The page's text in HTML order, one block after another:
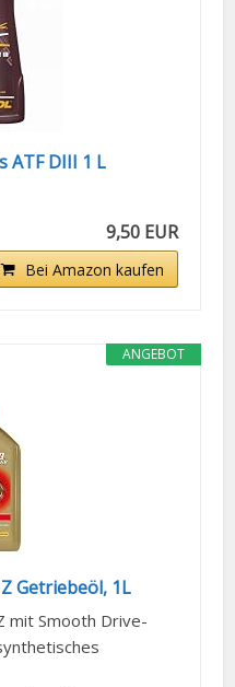
ATF DIII 1 L
9,50 EUR
Bei Amazon kaufen
ANGEBOT
Getriebeöl, 1L
mit Smooth Drive-